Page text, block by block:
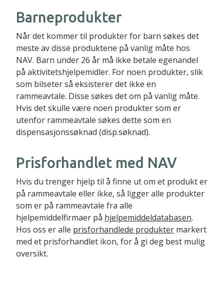
Barneprodukter
Når det kommer til produkter for barn søkes det
meste av disse produktene på vanlig måte hos
NAV. Barn under 26 år må ikke betale egenandel
på aktivitetshjelpemidler. For noen produkter, slik
som bilseter så eksisterer det ikke en
rammeavtale. Disse søkes det om på vanlig måte.
Hvis det skulle være noen produkter som er
utenfor rammeavtale søkes dette som en
dispensasjonssøknad (disp.søknad).
Prisforhandlet med NAV
Hvis du trenger hjelp til å finne ut om et produkt er
på rammeavtale eller ikke, så ligger alle produkter
som er på rammeavtale fra alle
hjelpemiddelfirmaer på hjelpemiddeldatabasen.
Hos oss er alle prisforhandlede produkter markert
med et prisforhandlet ikon, for å gi deg best mulig
oversikt.